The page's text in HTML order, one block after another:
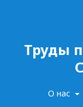
Труды
О нас